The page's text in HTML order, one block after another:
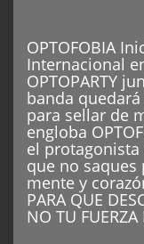
OPTOFOBIA
Internacional
OPTOPARTY
banda
para sellar de
engloba
el
que no
mente y
PARA QUE
NO TU FUERZA